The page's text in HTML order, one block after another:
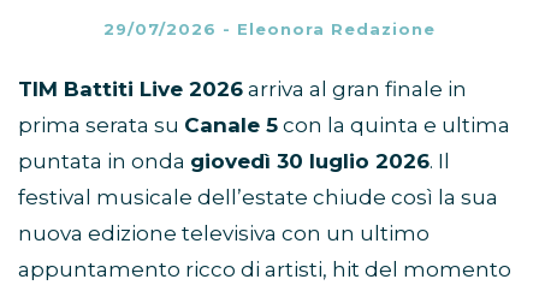
29/07/2026 - Eleonora Redazione
TIM Battiti Live 2026 arriva al gran finale in
prima serata su Canale 5 con la quinta e ultima
puntata in onda giovedì 30 luglio 2026. Il
festival musicale dell’estate chiude così la sua
nuova edizione televisiva con un ultimo
appuntamento ricco di artisti, hit del momento